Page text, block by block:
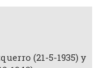
(21-5-1935) y